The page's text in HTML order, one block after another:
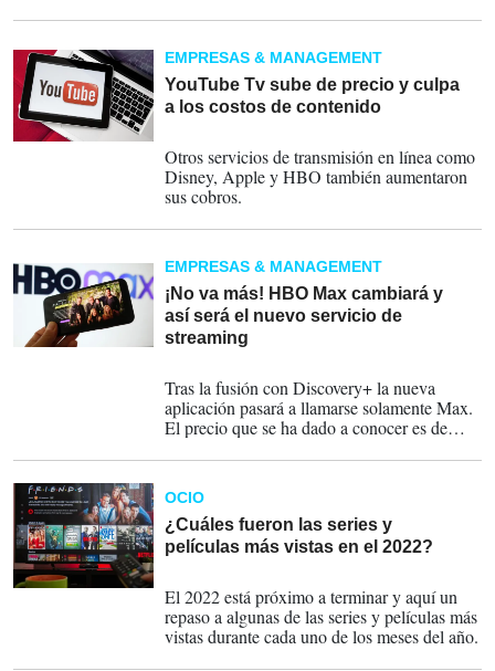
manera paulatina en el mundo.
EMPRESAS & MANAGEMENT
YouTube Tv sube de precio y culpa
a los costos de contenido
Otros servicios de transmisión en línea como
Disney, Apple y HBO también aumentaron
sus cobros.
EMPRESAS & MANAGEMENT
¡No va más! HBO Max cambiará y
así será el nuevo servicio de
streaming
Tras la fusión con Discovery+ la nueva
aplicación pasará a llamarse solamente Max.
El precio que se ha dado a conocer es de
aunque no se han especificado los precios
para todas las regiones.
OCIO
¿Cuáles fueron las series y
películas más vistas en el 2022?
El 2022 está próximo a terminar y aquí un
repaso a algunas de las series y películas más
vistas durante cada uno de los meses del año.